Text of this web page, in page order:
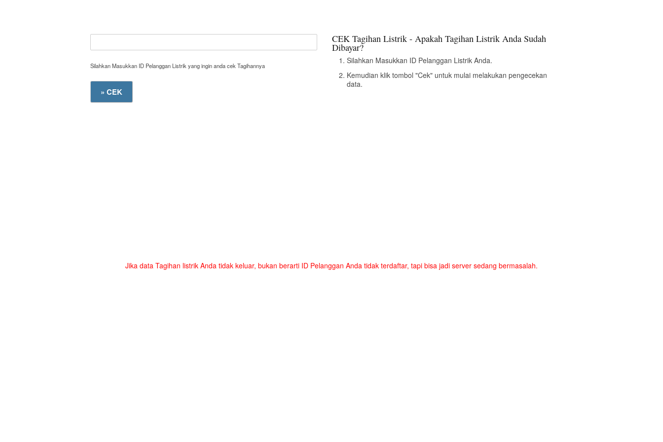
Silahkan Masukkan ID Pelanggan Listrik yang ingin anda cek Tagihannya
CEK Tagihan Listrik - Apakah Tagihan Listrik Anda Sudah
Dibayar?
Silahkan Masukkan ID Pelanggan Listrik Anda.
Kemudian klik tombol "Cek" untuk mulai melakukan pengecekan
data.
Jika data Tagihan listrik Anda tidak keluar, bukan berarti ID Pelanggan Anda tidak terdaftar, tapi bisa jadi server sedang bermasalah.